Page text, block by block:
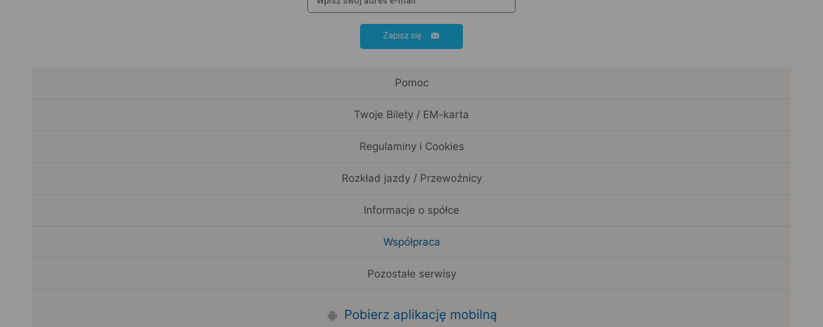
Zapisz się
Pomoc
Twoje Bilety / EM-karta
Regulaminy i Cookies
Rozkład jazdy / Przewoźnicy
Informacje o spółce
Współpraca
Pozostałe serwisy
Pobierz aplikację mobilną